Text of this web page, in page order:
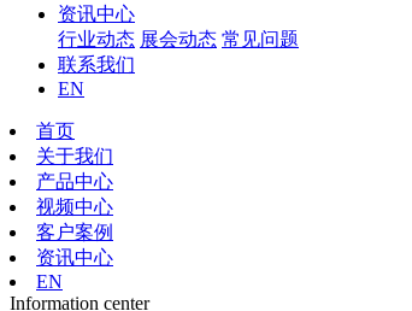
资讯中心
行业动态 展会动态 常见问题
联系我们
EN
首页
关于我们
产品中心
视频中心
客户案例
资讯中心
EN
Information center